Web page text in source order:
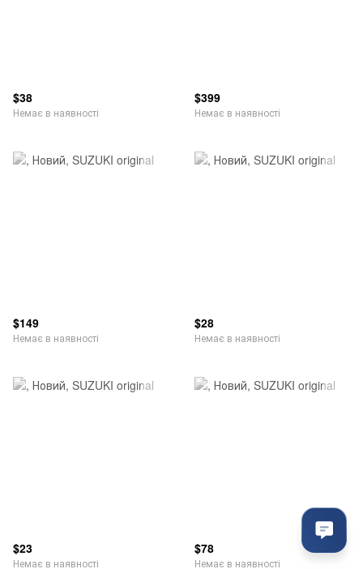
$38
Немає в наявності
$399
Немає в наявності
$149
Немає в наявності
$28
Немає в наявності
$23
Немає в наявності
$78
Немає в наявності